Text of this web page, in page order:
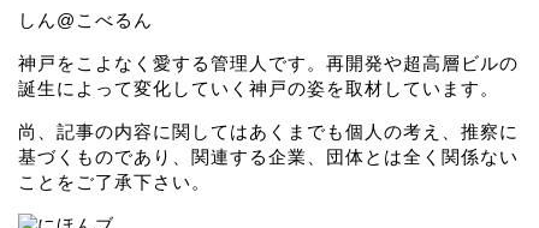
しん@こべるん
神戸をこよなく愛する管理人です。再開発や超高層ビルの
誕生によって変化していく神戸の姿を取材しています。
尚、記事の内容に関してはあくまでも個人の考え、推察に
基づくものであり、関連する企業、団体とは全く関係ない
ことをご了承下さい。